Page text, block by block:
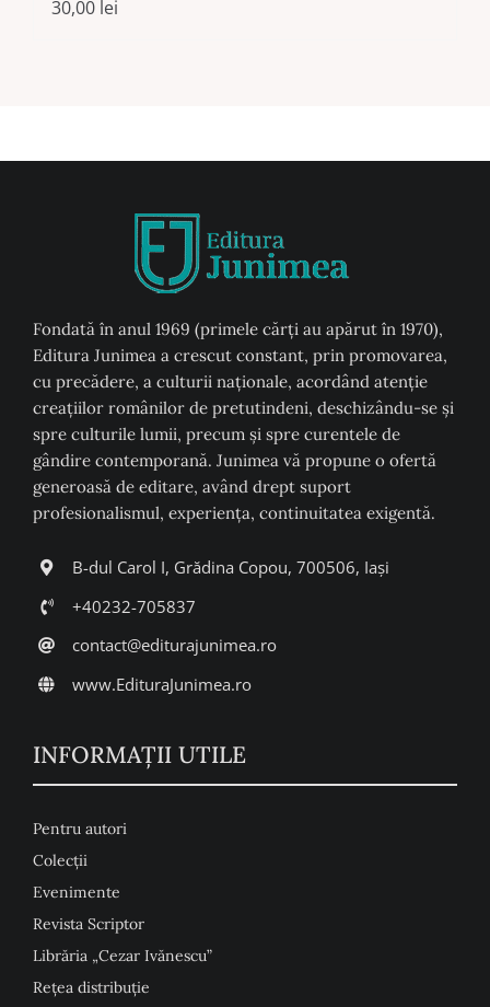
30,00 lei
Fondată în anul 1969 (primele cărți au apărut în 1970),
Editura Junimea a crescut constant, prin promovarea,
cu precădere, a culturii naţionale, acordând atenţie
creaţiilor românilor de pretutindeni, deschizându-se şi
spre culturile lumii, precum şi spre curentele de
gândire contemporană. Junimea vă propune o ofertă
generoasă de editare, având drept suport
profesionalismul, experiența, continuitatea exigentă.
B-dul Carol I, Grădina Copou, 700506, Iași
+40232-705837
contact@editurajunimea.ro
www.EdituraJunimea.ro
INFORMAŢII UTILE
Pentru autori
Colecţii
Evenimente
Revista Scriptor
Librăria „Cezar Ivănescu”
Rețea distribuție